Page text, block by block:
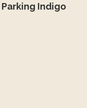
Parking Indigo